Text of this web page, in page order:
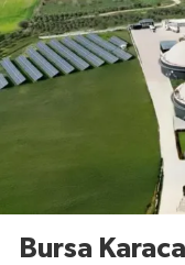
Bursa